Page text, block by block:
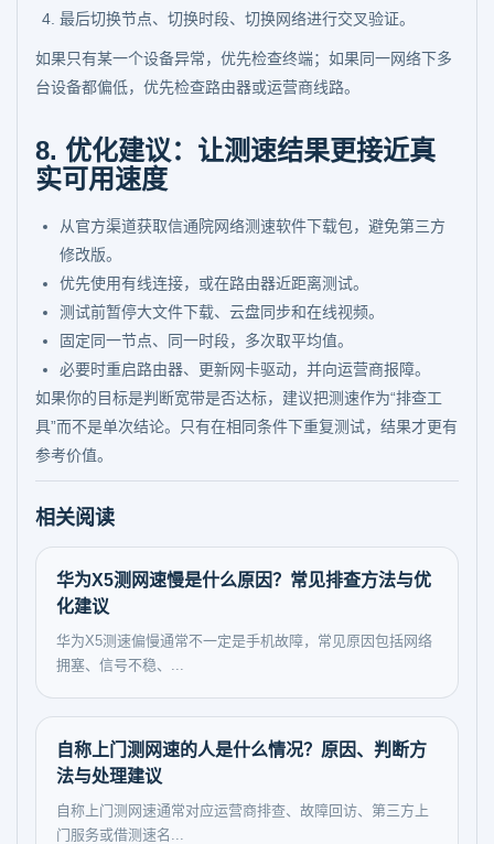
最后切换节点、切换时段、切换网络进行交叉验证。
如果只有某一个设备异常，优先检查终端；如果同一网络下多
台设备都偏低，优先检查路由器或运营商线路。
8. 优化建议：让测速结果更接近真
实可用速度
从官方渠道获取信通院网络测速软件下载包，避免第三方
修改版。
优先使用有线连接，或在路由器近距离测试。
测试前暂停大文件下载、云盘同步和在线视频。
固定同一节点、同一时段，多次取平均值。
必要时重启路由器、更新网卡驱动，并向运营商报障。
如果你的目标是判断宽带是否达标，建议把测速作为“排查工
具”而不是单次结论。只有在相同条件下重复测试，结果才更有
参考价值。
相关阅读
华为X5测网速慢是什么原因？常见排查方法与优
化建议
华为X5测速偏慢通常不一定是手机故障，常见原因包括网络
拥塞、信号不稳、...
自称上门测网速的人是什么情况？原因、判断方
法与处理建议
自称上门测网速通常对应运营商排查、故障回访、第三方上
门服务或借测速名...